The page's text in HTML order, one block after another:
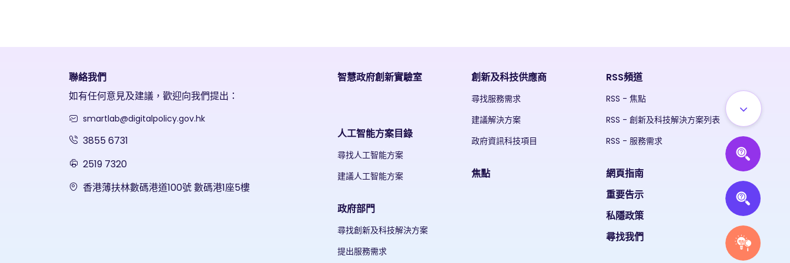
聯絡我們
如有任何意見及建議，歡迎向我們提出：
smartlab@digitalpolicy.gov.hk
3855 6731
2519 7320
香港薄扶林數碼港道100號 數碼港1座5樓
智慧政府創新實驗室
人工智能方案目錄
尋找人工智能方案
建議人工智能方案
政府部門
尋找創新及科技解決方案
提出服務需求
創新及科技供應商
尋找服務需求
建議解決方案
政府資訊科技項目
焦點
RSS頻道
RSS - 焦點
RSS - 創新及科技解決方案列表
RSS - 服務需求
網頁指南
重要告示
私隱政策
尋找我們